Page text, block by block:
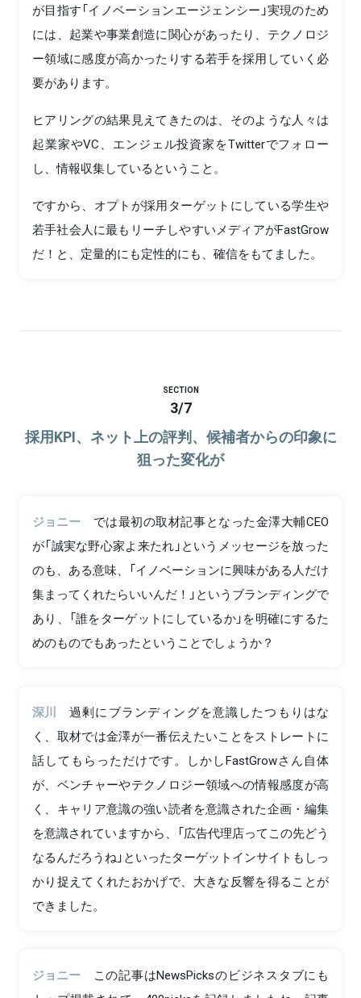
が目指す「イノベーションエージェンシー」実現のため
には、起業や事業創造に関心があったり、テクノロジ
ー領域に感度が高かったりする若手を採用していく必
要があります。
ヒアリングの結果見えてきたのは、そのような人々は
起業家やVC、エンジェル投資家をTwitterでフォロー
し、情報収集しているということ。
ですから、オプトが採用ターゲットにしている学生や
若手社会人に最もリーチしやすいメディアがFastGrow
だ！と、定量的にも定性的にも、確信をもてました。
SECTION
3/7
採用KPI、ネット上の評判、候補者からの印象に
狙った変化が
ジョニー
では最初の取材記事となった金澤大輔CEO
が「誠実な野心家よ来たれ」というメッセージを放った
のも、ある意味、「イノベーションに興味がある人だけ
集まってくれたらいいんだ！」というブランディングで
あり、「誰をターゲットにしているか」を明確にするた
めのものでもあったということでしょうか？
深川
過剰にブランディングを意識したつもりはな
く、取材では金澤が一番伝えたいことをストレートに
話してもらっただけです。しかしFastGrowさん自体
が、ベンチャーやテクノロジー領域への情報感度が高
く、キャリア意識の強い読者を意識された企画・編集
を意識されていますから、「広告代理店ってこの先どう
なるんだろうね」といったターゲットインサイトもしっ
かり捉えてくれたおかげで、大きな反響を得ることが
できました。
ジョニー
この記事はNewsPicksのビジネスタブにも